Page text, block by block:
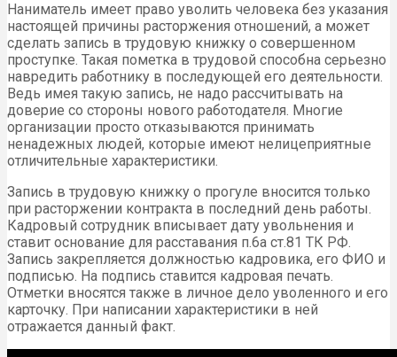
Наниматель имеет право уволить человека без указания
настоящей причины расторжения отношений, а может
сделать запись в трудовую книжку о совершенном
проступке. Такая пометка в трудовой способна серьезно
навредить работнику в последующей его деятельности.
Ведь имея такую запись, не надо рассчитывать на
доверие со стороны нового работодателя. Многие
организации просто отказываются принимать
ненадежных людей, которые имеют нелицеприятные
отличительные характеристики.
Запись в трудовую книжку о прогуле вносится только
при расторжении контракта в последний день работы.
Кадровый сотрудник вписывает дату увольнения и
ставит основание для расставания п.6а ст.81 ТК РФ.
Запись закрепляется должностью кадровика, его ФИО и
подписью. На подпись ставится кадровая печать.
Отметки вносятся также в личное дело уволенного и его
карточку. При написании характеристики в ней
отражается данный факт.